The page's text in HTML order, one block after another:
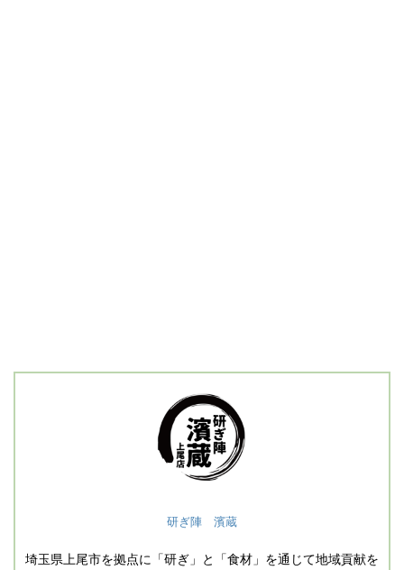
研ぎ陣 濱蔵
埼玉県上尾市を拠点に「研ぎ」と「食材」を通じて地域貢献を